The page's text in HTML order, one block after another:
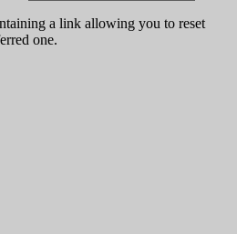
a link allowing you to reset
one.